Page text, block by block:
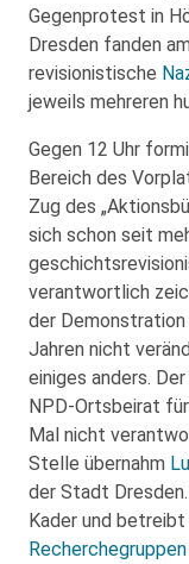
Gegenprotest in
Dresden fanden
revisionistische
jeweils mehreren
Gegen 12 Uhr
Bereich des
Zug des
sich schon seit
verantwortlich
der Demonstration
Jahren nicht
einiges anders.
NPD-Ortsbeirat
Mal nicht
Stelle übernahm
der Stadt
Kader und betreibt
Recherchegruppen